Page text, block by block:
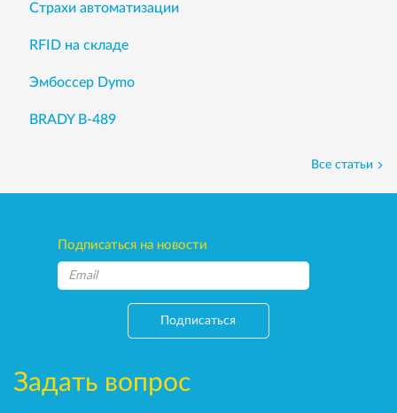
Страхи автоматизации
RFID на складе
Эмбоссер Dymo
BRADY B-489
Все статьи
Подписаться на новости
Подписаться
Задать вопрос